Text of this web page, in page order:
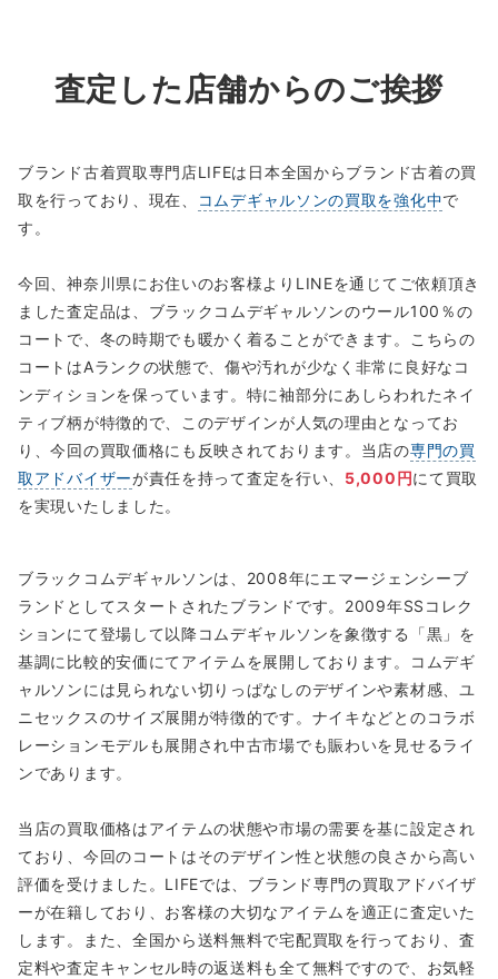
査定した店舗からのご挨拶
ブランド古着買取専門店LIFEは日本全国からブランド古着の買
取を行っており、現在、
コムデギャルソンの買取を強化中で
す。
今回、神奈川県にお住いのお客様よりLINEを通じてご依頼頂き
ました査定品は、ブラックコムデギャルソンのウール100％の
コートで、冬の時期でも暖かく着ることができます。こちらの
コートはAランクの状態で、傷や汚れが少なく非常に良好なコ
ンディションを保っています。特に袖部分にあしらわれたネイ
ティブ柄が特徴的で、このデザインが人気の理由となってお
り、今回の買取価格にも反映されております。当店の専門の買
取アドバイザーが責任を持って査定を行い、 5,000円にて買取
を実現いたしました。
ブラックコムデギャルソンは、2008年にエマージェンシーブ
ランドとしてスタートされたブランドです。2009年SSコレク
ションにて登場して以降コムデギャルソンを象徴する「黒」を
基調に比較的安価にてアイテムを展開しております。コムデギ
ャルソンには見られない切りっぱなしのデザインや素材感、ユ
ニセックスのサイズ展開が特徴的です。ナイキなどとのコラボ
レーションモデルも展開され中古市場でも賑わいを見せるライ
ンであります。
当店の買取価格はアイテムの状態や市場の需要を基に設定され
ており、今回のコートはそのデザイン性と状態の良さから高い
評価を受けました。LIFEでは、ブランド専門の買取アドバイザ
ーが在籍しており、お客様の大切なアイテムを適正に査定いた
します。また、全国から送料無料で宅配買取を行っており、査
定料や査定キャンセル時の返送料も全て無料ですので、お気軽